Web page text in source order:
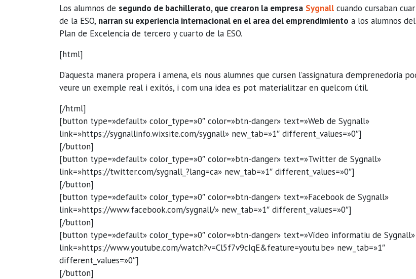
Los alumnos de segundo de bachillerato, que crearon la empresa Sygnall cuando cursaban
de la ESO, narran su experiencia internacional en el area del emprendimiento a los alumnos del
Plan de Excelencia de tercero y cuarto de la ESO.
[html]
D’aquesta manera propera i amena, els nous alumnes que cursen l’assignatura d’emprenedoria
veure un exemple real i exitós, i com una idea es pot materialitzar en quelcom útil.
[/html]
[button type=»default» color_type=»0″ color=»btn-danger» text=»Web de Sygnall»
link=»https://sygnallinfo.wixsite.com/sygnall» new_tab=»1″ different_values=»0″]
[/button]
[button type=»default» color_type=»0″ color=»btn-danger» text=»Twitter de Sygnall»
link=»https://twitter.com/sygnall_?lang=ca» new_tab=»1″ different_values=»0″]
[/button]
[button type=»default» color_type=»0″ color=»btn-danger» text=»Facebook de Sygnall»
link=»https://www.facebook.com/sygnall/» new_tab=»1″ different_values=»0″]
[/button]
[button type=»default» color_type=»0″ color=»btn-danger» text=»Vídeo informatiu de Sygnall»
link=»https://www.youtube.com/watch?v=Cl5f7v9cIqE&feature=youtu.be» new_tab=»1″
different_values=»0″]
[/button]